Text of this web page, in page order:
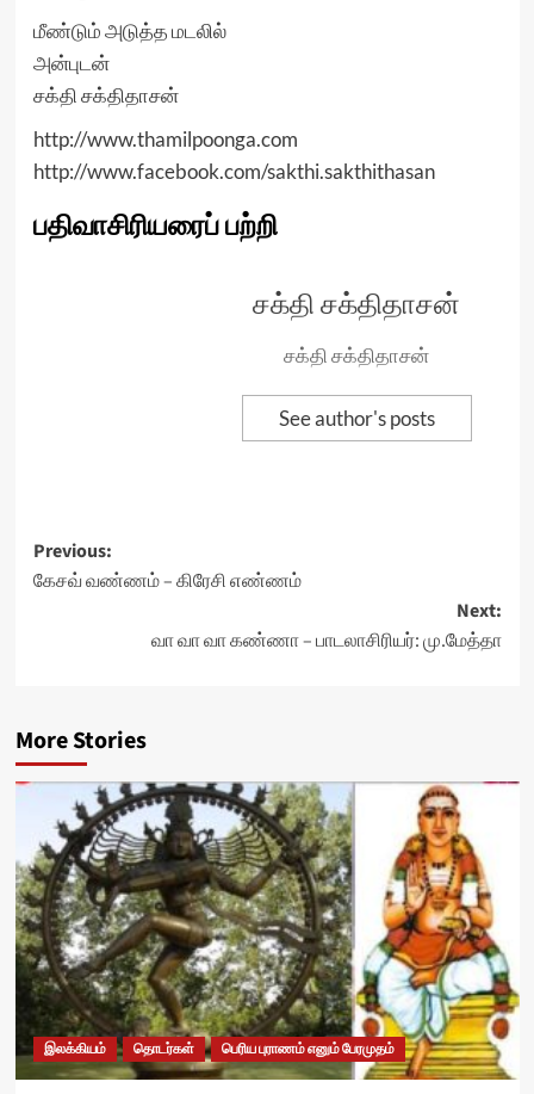
மீண்டும் அடுத்த மடலில்
அன்புடன்
சக்தி சக்திதாசன்
http://www.thamilpoonga.com
http://www.facebook.com/sakthi.sakthithasan
பதிவாசிரியரைப் பற்றி
சக்தி சக்திதாசன்
சக்தி சக்திதாசன்
See author's posts
Post
navigation
Previous:
கேசவ் வண்ணம் – கிரேசி எண்ணம்
Next:
வா வா வா கண்ணா – பாடலாசிரியர்: மு.மேத்தா
More Stories
இலக்கியம் தொடர்கள் பெரிய புராணம் எனும் பேரமுதம்